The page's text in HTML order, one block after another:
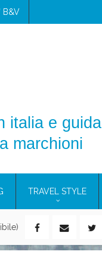
B&V
italia e guida
marchioni
TRAVEL STYLE